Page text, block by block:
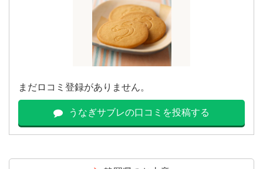
まだロコミ登録がありません。
うなぎサブレの口コミを投稿する